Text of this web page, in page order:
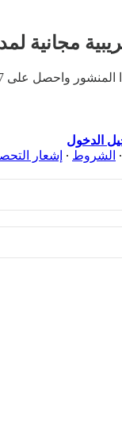
مجانية لمدة 7
من الوصول المجاني إلى الأرشيف الكامل للمنشورات
الدخول
∙ الشروط ∙ إشعار